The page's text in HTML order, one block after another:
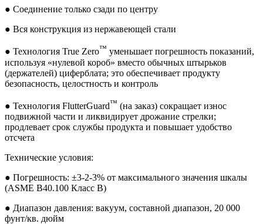
● Соединение только сзади по центру
● Вся конструкция из нержавеющей стали
● Технология True Zero™ уменьшает погрешность показаний,
используя «нулевой короб» вместо обычных штырьков
(держателей) циферблата; это обеспечивает продукту
безопасность, целостность и контроль
● Технология FlutterGuard™ (на заказ) сокращает износ
подвижной части и ликвидирует дрожание стрелки;
продлевает срок службы продукта и повышает удобство
отсчета
Технические условия:
● Погрешность: ±3-2-3% от максимального значения шкалы
(ASME B40.100 Класс B)
● Диапазон давления: вакуум, составной диапазон, 20 000
фунт/кв. дюйм